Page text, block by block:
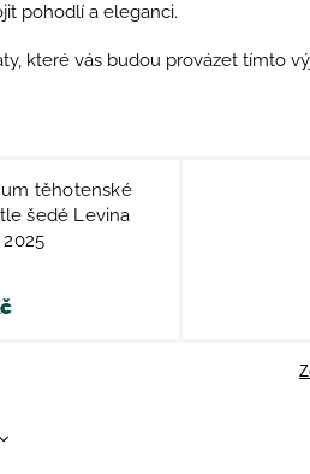
pohodlí a eleganci.
které vás budou provázet tímto
těhotenské
šedé Levina